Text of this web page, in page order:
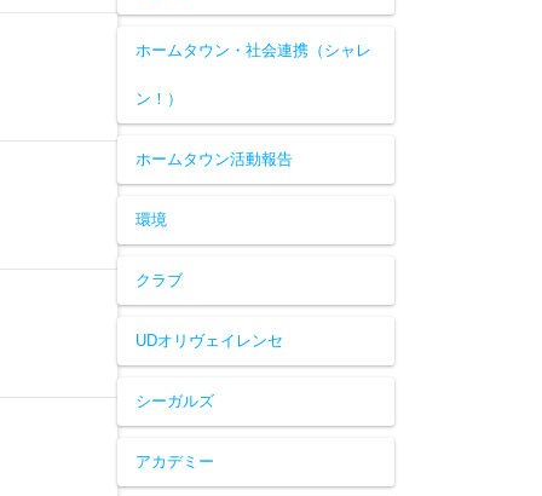
ホームタウン・社会連携（シャレ
ン！）
ホームタウン活動報告
環境
クラブ
UDオリヴェイレンセ
シーガルズ
アカデミー